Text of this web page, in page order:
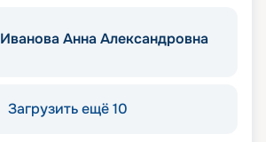
Иванова Анна Александровна
Загрузить ещё 10